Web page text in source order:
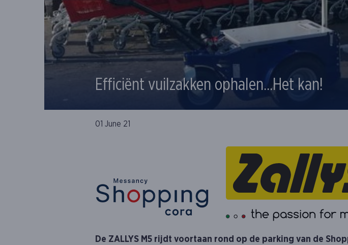
Efficiënt vuilzakken ophalen...Het kan!
01 June 21
De ZALLYS M5 rijdt voortaan rond op de parking van de